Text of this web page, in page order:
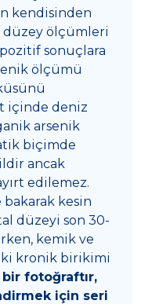
kendisinden
düzey ölçümleri
sonuçlara
ölçümü
içinde deniz
arsenik
biçimde
ancak
edilemez.
kesin
düzeyi son 30-
kemik ve
kronik birikimi
fotoğraftır,
için seri